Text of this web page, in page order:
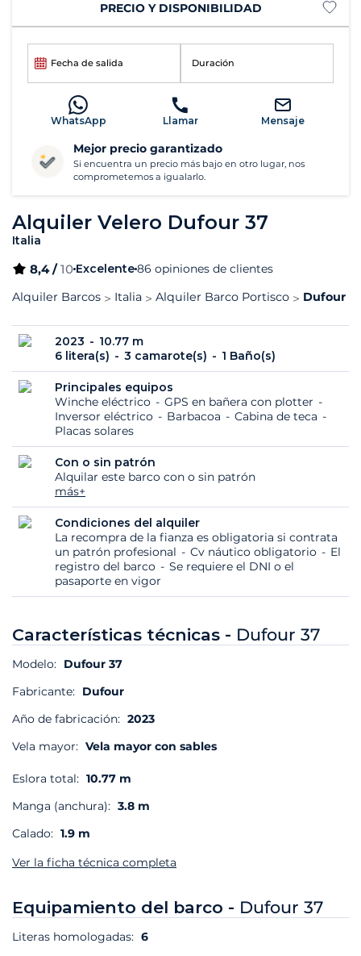
Alquiler Velero Dufour 37
Italia
8,4 /10 Excelente86 opiniones de clientes
Alquiler Barcos
Italia Alquiler Barco Portisco Dufour
2023
10.77 m
6 litera(s)
3 camarote(s) 1 Baño(s)
Principales equipos
Winche eléctrico
GPS en bañera con plotter
Inversor eléctrico
Barbacoa
Cabina de teca
Placas solares
Con o sin patrón
Alquilar este barco con o sin patrón
más+
Condiciones del alquiler
La recompra de la fianza es obligatoria si contrata
un patrón profesional
Cv náutico obligatorio
El
registro del barco
Se requiere el DNI o el
pasaporte en vigor
Características técnicas - Dufour 37
Modelo: Dufour 37
Fabricante: Dufour
Año de fabricación: 2023
Vela mayor: Vela mayor con sables
Eslora total: 10.77 m
Manga (anchura): 3.8 m
Calado: 1.9 m
Ver la ficha técnica completa
Equipamiento del barco - Dufour 37
Literas homologadas: 6
PRECIO Y DISPONIBILIDAD
Fecha de salida Duración
WhatsApp Llamar Mensaje
Mejor precio garantizado
Si encuentra un precio más bajo en otro lugar, nos
comprometemos a igualarlo.